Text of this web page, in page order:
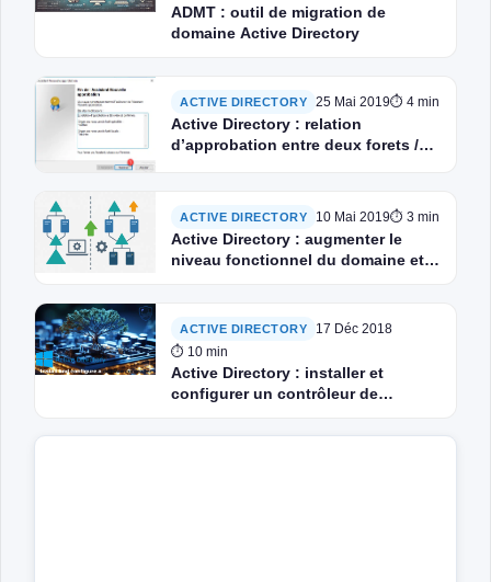
ADMT : outil de migration de
domaine Active Directory
ACTIVE DIRECTORY 25 Mai 2019⏱ 4 min
Active Directory : relation
d’approbation entre deux forets /
ACTIVE DIRECTORY 10 Mai 2019⏱ 3 min
Active Directory : augmenter le
niveau fonctionnel du domaine et
ACTIVE DIRECTORY
17 Déc 2018
⏱ 10 min
Active Directory : installer et
configurer un contrôleur de